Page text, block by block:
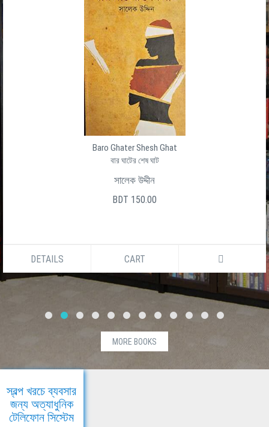
Baro Ghater Shesh Ghat
বার ঘাটের শেষ ঘাট
সালেক উদ্দীন
BDT 150.00
DETAILS CART
MORE BOOKS
স্বল্প খরচে ব্যবসার
জন্য অত্যাধুনিক
টেলিফোন সিস্টেম